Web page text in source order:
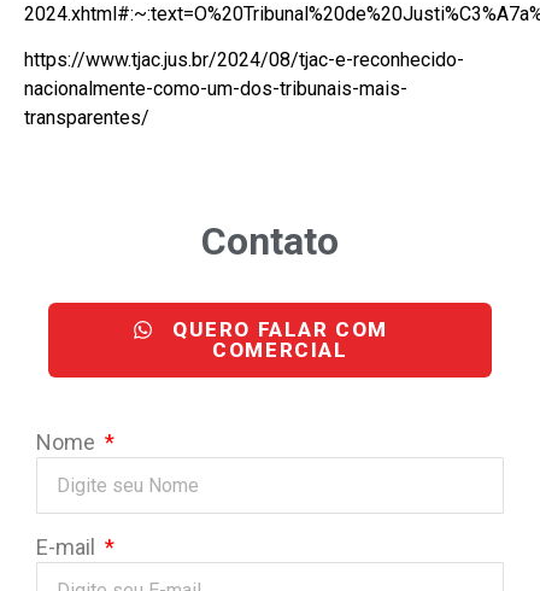
https://www.tjac.jus.br/2024/08/tjac-e-reconhecido-
nacionalmente-como-um-dos-tribunais-mais-
transparentes/
Contato
QUERO FALAR COM
COMERCIAL
Nome
E-mail